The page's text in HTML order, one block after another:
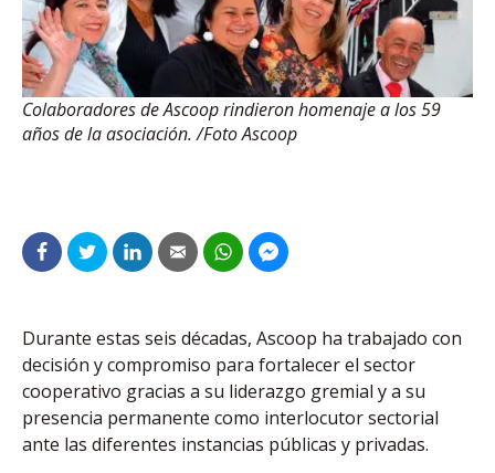
Colaboradores de Ascoop rindieron homenaje a los 59
años de la asociación. /Foto Ascoop
Durante estas seis déca­das, Ascoop ha tra­bajado con
decisión y compromiso para fortalecer el sector
cooperativo gracias a su liderazgo gremial y a su
presencia permanente como interlocutor sectorial
ante las diferentes instancias públicas y privadas.